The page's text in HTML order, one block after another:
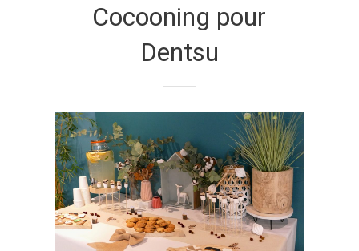
Cocooning pour
Dentsu